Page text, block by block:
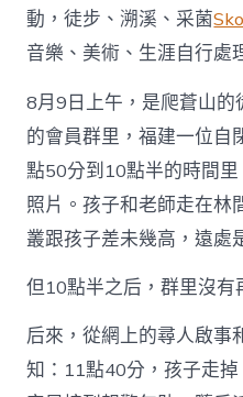
動，徒步、溯溪、采菌
音樂、美術、生涯自行處
8月9日上午，是爬蒼山
的會員群里，福建一位自
點50分到10點半的時間
照片。孩子和老師走在林
叢跟孩子差未幾高，遠處
但10點半之后，群里沒有
后來，從網上的尋人啟事
知：11點40分，孩子走